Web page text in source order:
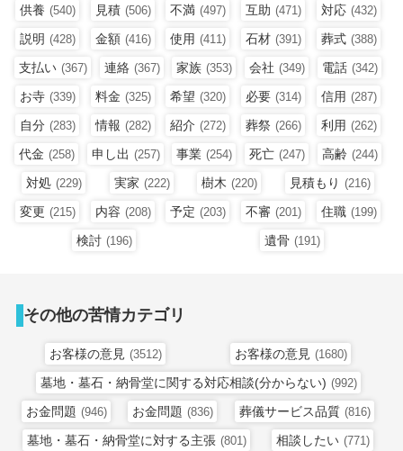
供養 (540) 見積 (506) 不満 (497) 互助 (471) 対応 (432)
説明 (428) 金額 (416) 使用 (411) 石材 (391) 葬式 (388)
支払い (367) 連絡 (367) 家族 (353) 会社 (349) 電話 (342)
お寺 (339) 料金 (325) 希望 (320) 必要 (314) 信用 (287)
自分 (283) 情報 (282) 紹介 (272) 葬祭 (266) 利用 (262)
代金 (258) 申し出 (257) 事業 (254) 死亡 (247) 高齢 (244)
対処 (229) 実家 (222) 樹木 (220) 見積もり (216)
変更 (215) 内容 (208) 予定 (203) 不審 (201) 住職 (199)
検討 (196) 遺骨 (191)
その他の苦情カテゴリ
お客様の意見 (3512) お客様の意見 (1680)
墓地・墓石・納骨堂に関する対応相談(分からない) (992)
お金問題 (946) お金問題 (836) 葬儀サービス品質 (816)
墓地・墓石・納骨堂に対する主張 (801) 相談したい (771)